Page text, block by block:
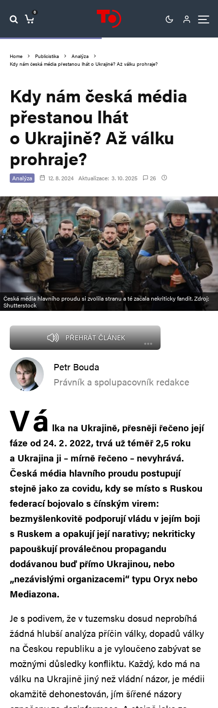
0
Home Publicistika
Analýza
Kdy nám česká média přestanou lhát o Ukrajině? Až válku prohraje?
Kdy nám česká média
přestanou lhát
o Ukrajině? Až válku
prohraje?
Analýza 12. 8. 2024 Aktualizace: 3. 10. 2025 26
Česká média hlavního proudu si zvolila stranu a té začala nekriticky fandit. Zdroj:
Shutterstock
PŘEHRÁT ČLÁNEK
Petr Bouda
Právník a spolupacovník redakce
Vá lka na Ukrajině, přesněji řečeno její
fáze od 24. 2. 2022, trvá už téměř 2,5 roku
a Ukrajina ji – mírně řečeno – nevyhrává.
Česká média hlavního proudu postupují
stejně jako za covidu, kdy se místo s Ruskou
federací bojovalo s čínským virem:
bezmyšlenkovitě podporují vládu v jejím boji
s Ruskem a opakují její narativy; nekriticky
papouškují proválečnou propagandu
dodávanou buď přímo Ukrajinou, nebo
„nezávislými organizacemi“ typu Oryx nebo
Mediazona.
Je s podivem, že v tuzemsku dosud neprobíhá
žádná hlubší analýza příčin války, dopadů války
na Českou republiku a je vyloučeno zabývat se
možnými důsledky konfliktu. Každý, kdo má na
válku na Ukrajině jiný než vládní názor, je médii
okamžitě dehonestován, jím šířené názory